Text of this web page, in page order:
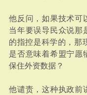
他反问，如果技术可
当年要误导民众说那
的指控是科学的，那
是否意味着希盟宁愿
保住外资数据？
他谴责，这种执政前